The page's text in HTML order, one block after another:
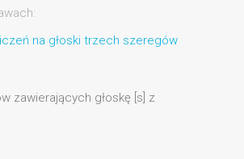
na głoski trzech szeregów
zawierających głoskę [s] z